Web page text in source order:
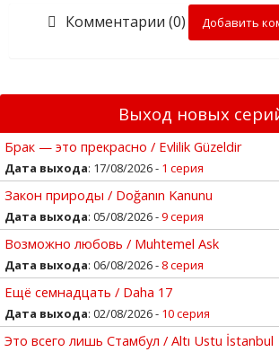
Комментарии (0) Добавить
Выход новых
Брак — это прекрасно / Evlilik Güzeldir
Дата выхода: 17/08/2026 - 1 серия
Закон природы / Doğanın Kanunu
Дата выхода: 05/08/2026 -9 серия
Возможно любовь / Muhtemel Ask
Дата выхода: 06/08/2026 - 8 серия
Ещё семнадцать / Daha 17
Дата выхода: 02/08/2026 - 10 серия
Это всего лишь Стамбул / Altı Ustu İstanbul